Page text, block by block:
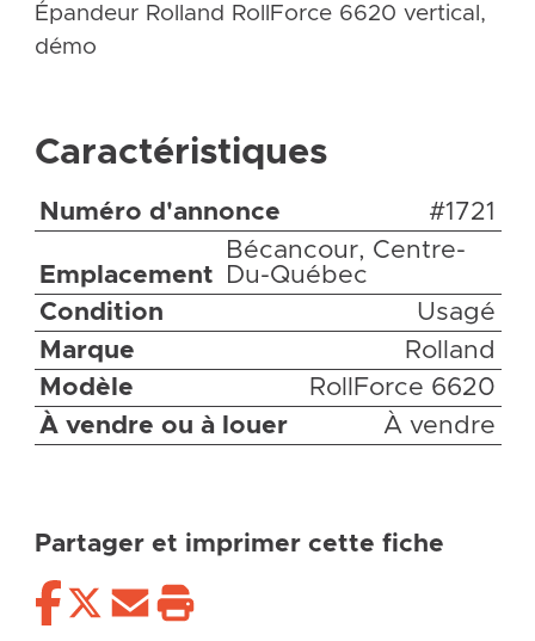
Épandeur Rolland RollForce 6620 vertical,
démo
Caractéristiques
Numéro d'annonce #1721
Emplacement
Bécancour, Centre-
Du-Québec
Condition
Usagé
Marque
Rolland
Modèle
RollForce 6620
À vendre ou à louer
À vendre
Partager et imprimer cette fiche